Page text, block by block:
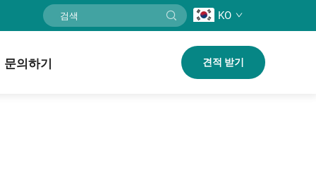
KO
문의하기 견적 받기